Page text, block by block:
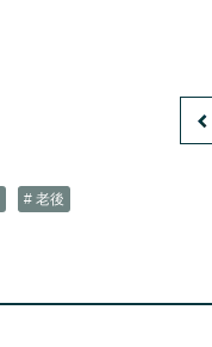
# 老後